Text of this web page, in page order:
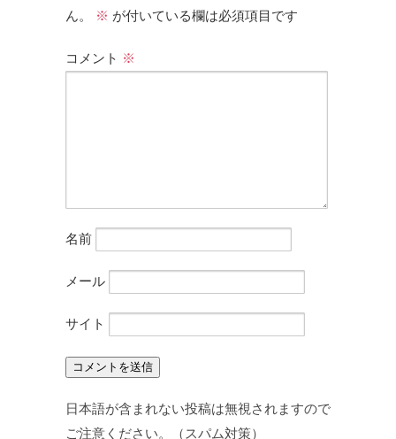
ん。
※ が付いている欄は必須項目です
コメント ※
名前
メール
サイト
日本語が含まれない投稿は無視されますので
ご注意ください。（スパム対策）